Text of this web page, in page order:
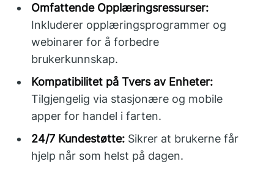
Omfattende Opplæringsressurser:
Inkluderer opplæringsprogrammer og
webinarer for å forbedre
brukerkunnskap.
Kompatibilitet på Tvers av Enheter:
Tilgjengelig via stasjonære og mobile
apper for handel i farten.
24/7 Kundestøtte: Sikrer at brukerne får
hjelp når som helst på dagen.